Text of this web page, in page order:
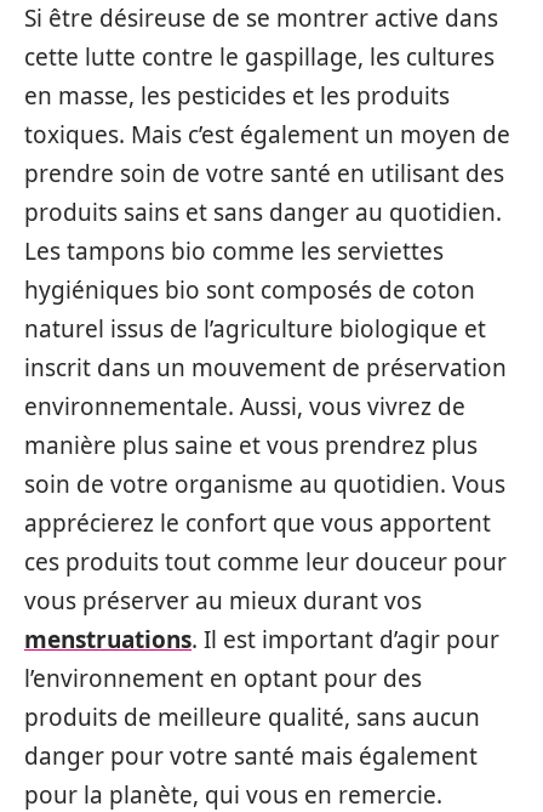
Si être désireuse de se montrer active dans
cette lutte contre le gaspillage, les cultures
en masse, les pesticides et les produits
toxiques. Mais c’est également un moyen de
prendre soin de votre santé en utilisant des
produits sains et sans danger au quotidien.
Les tampons bio comme les serviettes
hygiéniques bio sont composés de coton
naturel issus de l’agriculture biologique et
inscrit dans un mouvement de préservation
environnementale. Aussi, vous vivrez de
manière plus saine et vous prendrez plus
soin de votre organisme au quotidien. Vous
apprécierez le confort que vous apportent
ces produits tout comme leur douceur pour
vous préserver au mieux durant vos
menstruations. Il est important d’agir pour
l’environnement en optant pour des
produits de meilleure qualité, sans aucun
danger pour votre santé mais également
pour la planète, qui vous en remercie.